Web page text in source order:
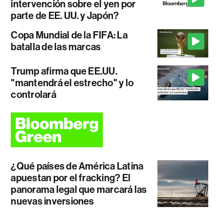
intervención sobre el yen por
parte de EE. UU. y Japón?
Copa Mundial de la FIFA: La
batalla de las marcas
Trump afirma que EE.UU.
"mantendrá el estrecho" y lo
controlará
¿Qué países de América Latina
apuestan por el fracking? El
panorama legal que marcará las
nuevas inversiones